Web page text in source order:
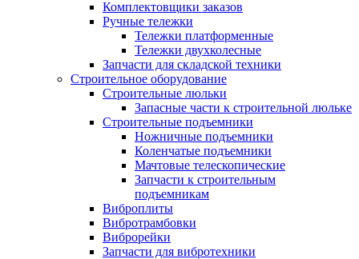
Комплектовщики заказов
Ручные тележки
Тележки платформенные
Тележки двухколесные
Запчасти для складской техники
Строительное оборудование
Строительные люльки
Запасные части к строительной люльке
Строительные подъемники
Ножничные подъемники
Коленчатые подъемники
Мачтовые телескопические
Запчасти к строительным
подъемникам
Виброплиты
Вибротрамбовки
Виброрейки
Запчасти для вибротехники